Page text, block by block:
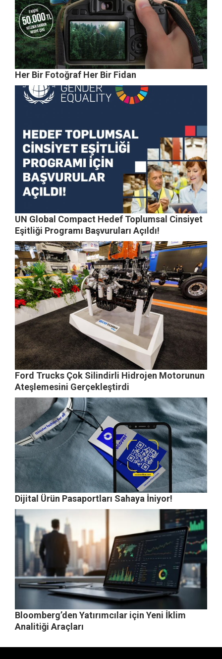
Her Bir Fotoğraf Her Bir Fidan
UN Global Compact Hedef Toplumsal Cinsiyet
Eşitliği Programı Başvuruları Açıldı!
Ford Trucks Çok Silindirli Hidrojen Motorunun
Ateşlemesini Gerçekleştirdi
Dijital Ürün Pasaportları Sahaya İniyor!
Bloomberg’den Yatırımcılar için Yeni İklim
Analitiği Araçları